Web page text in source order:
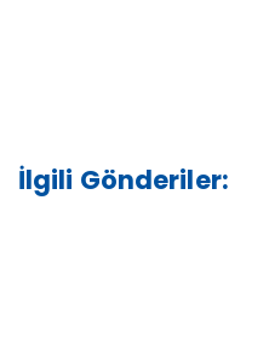
İlgili Gönderiler: